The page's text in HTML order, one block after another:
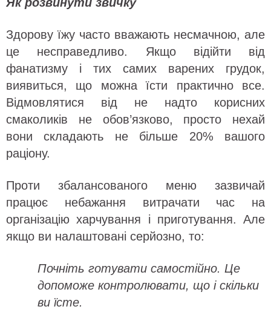
Здорову їжу часто вважають несмачною, але
це несправедливо. Якщо відійти від
фанатизму і тих самих варених грудок,
виявиться, що можна їсти практично все.
Відмовлятися від не надто корисних
смаколиків не обов’язково, просто нехай
вони складають не більше 20% вашого
раціону.
Проти збалансованого меню зазвичай
працює небажання витрачати час на
організацію харчування і приготування. Але
якщо ви налаштовані серйозно, то:
Почніть готувати самостійно. Це
допоможе контролювати, що і скільки
ви їсте.